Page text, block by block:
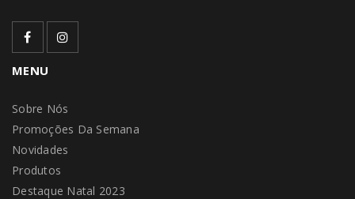
MENU
Sobre Nós
Promoções Da Semana
Novidades
Produtos
Destaque Natal 2023